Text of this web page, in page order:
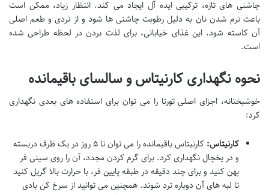
چاشنی های تازه، ترکیبی ایده آل ایجاد می کند. انتظار زیاد، ممکن است
باعث نرم شدن نان به دلیل رطوبت چاشنی ها شود و از تردی و طعم اصلی
آن کاسته شود. این غذای خیابانی، برای لذت بردن در لحظه طراحی شده
است.
نحوه نگهداری کارنیتاس و سالسای باقیمانده
خوشبختانه، اجزای اصلی تورتا را می توان برای استفاده های بعدی نگهداری
کرد:
کارنیتاس:
کارنیتاس باقیمانده را می توان تا ۵ روز در یک ظرف دربسته
و در یخچال نگهداری کرد. برای گرم کردن مجدد، آن را روی سینی فر
پهن کنید و برای چند دقیقه در طبقه پایین فر، با حرارت بالا گریل کنید
تا لبه های آن دوباره ترد شوند. همچنین می توانید از سرخ کن بادی